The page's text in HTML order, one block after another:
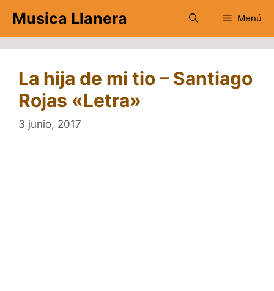
contenido
Musica Llanera Menú
La hija de mi tio – Santiago
Rojas «Letra»
3 junio, 2017